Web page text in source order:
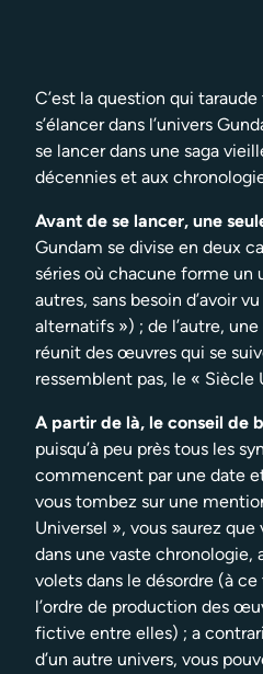
C’est la question qui
s’élancer dans l’univers
se lancer dans une saga
décennies et aux
Avant de se lancer, une
Gundam se divise en deux
séries où chacune forme un
autres, sans besoin d’avoir
alternatifs ») ; de l’autre,
réunit des œuvres qui se
ressemblent pas, le « Siècle
A partir de là, le conseil de
puisqu’à peu près tous les
commencent par une date
vous tombez sur une
Universel », vous saurez
dans une vaste chronologie,
volets dans le désordre (à
l’ordre de production des
fictive entre elles) ; a
d’un autre univers, vous